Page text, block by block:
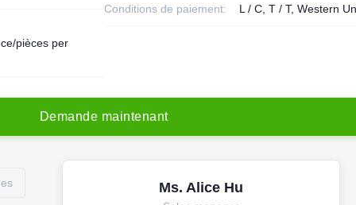
Conditions de paiement: L / C, T / T, Western
pièces per
Demande maintenant
Ms. Alice Hu